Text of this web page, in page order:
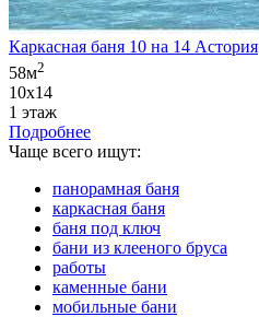
Каркасная баня 10 на 14 Астория
58м2
10х14
1 этаж
Подробнее
Чаще всего ищут:
панорамная баня
каркасная баня
баня под ключ
бани из клееного бруса
работы
каменные бани
мобильные бани